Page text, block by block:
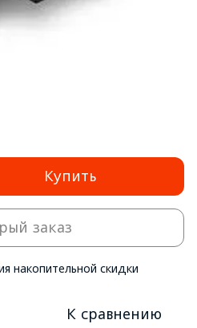
Купить
заказ
накопительной скидки
К сравнению